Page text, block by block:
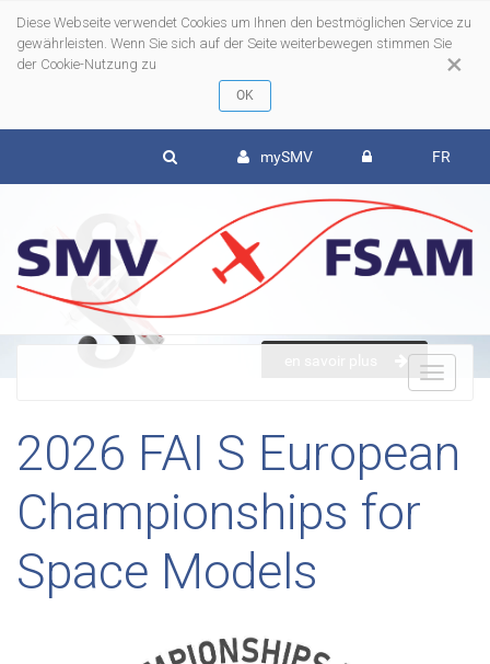
×
Diese Webseite verwendet Cookies um Ihnen den bestmöglichen Service zu
gewährleisten. Wenn Sie sich auf der Seite weiterbewegen stimmen Sie
der Cookie-Nutzung zu
mySMV FR
2026 FAI S European
Championships for
Space Models